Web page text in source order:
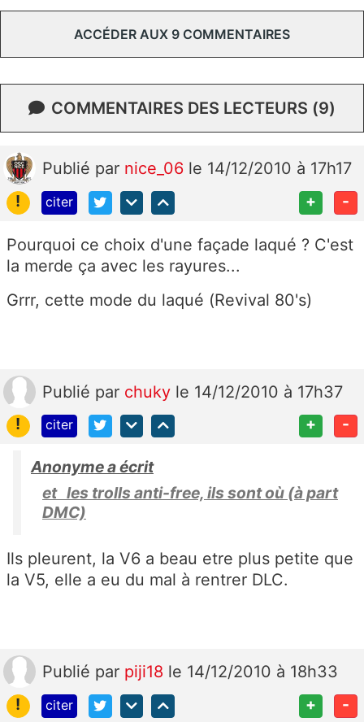
ACCÉDER AUX 9 COMMENTAIRES
COMMENTAIRES DES LECTEURS (9)
Publié par nice_06 le 14/12/2010 à 17h17
!
citer + -
Pourquoi ce choix d'une façade laqué ? C'est
la merde ça avec les rayures...
Grrr, cette mode du laqué (Revival 80's)
Publié par chuky le 14/12/2010 à 17h37
!
citer + -
Anonyme a écrit
et les trolls anti-free, ils sont où (à part
DMC)
Ils pleurent, la V6 a beau etre plus petite que
la V5, elle a eu du mal à rentrer DLC.
Publié par piji18 le 14/12/2010 à 18h33
!
citer + -